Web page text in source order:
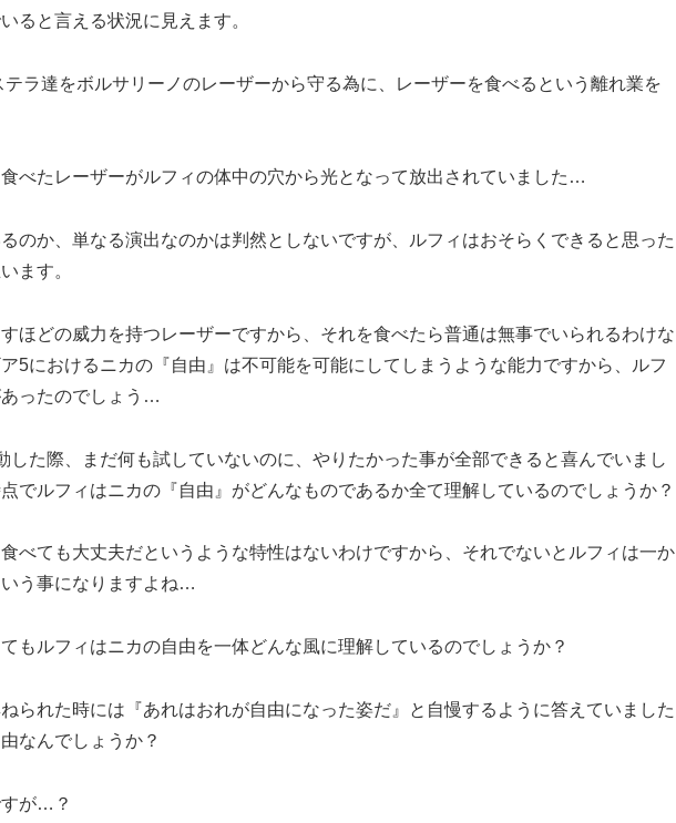
ると言える状況に見えます。
ラ達をボルサリーノのレーザーから守る為に、レーザーを食べるという離れ業を
べたレーザーがルフィの体中の穴から光となって放出されていました…
のか、単なる演出なのかは判然としないですが、ルフィはおそらくできると思った
ます。
ほどの威力を持つレーザーですから、それを食べたら普通は無事でいられるわけな
5におけるニカの『自由』は不可能を可能にしてしまうような能力ですから、ルフ
ったのでしょう…
した際、まだ何も試していないのに、やりたかった事が全部できると喜んでいまし
でルフィはニカの『自由』がどんなものであるか全て理解しているのでしょうか？
べても大丈夫だというような特性はないわけですから、それでないとルフィは一か
う事になりますよね…
もルフィはニカの自由を一体どんな風に理解しているのでしょうか？
られた時には『あれはおれが自由になった姿だ』と自慢するように答えていました
なんでしょうか？
が…？